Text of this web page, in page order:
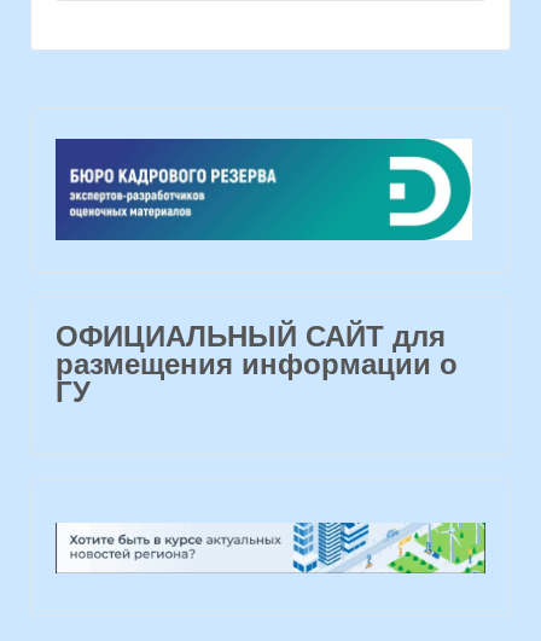
ОФИЦИАЛЬНЫЙ САЙТ для
размещения информации о
ГУ